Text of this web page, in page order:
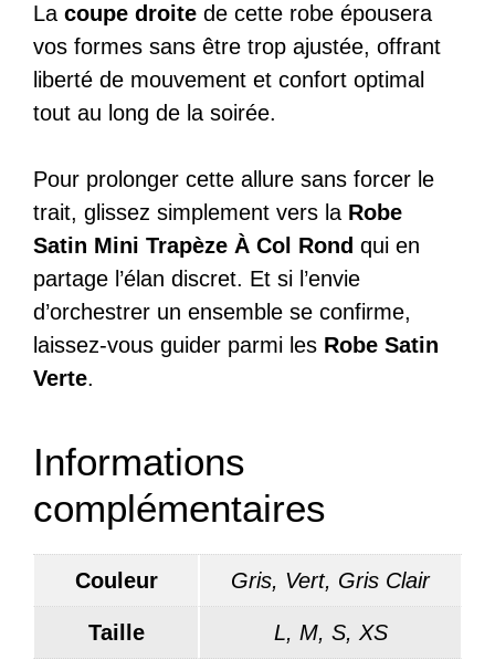
La coupe droite de cette robe épousera
vos formes sans être trop ajustée, offrant
liberté de mouvement et confort optimal
tout au long de la soirée.
Pour prolonger cette allure sans forcer le
trait, glissez simplement vers la Robe
Satin Mini Trapèze À Col Rond qui en
partage l’élan discret. Et si l’envie
d’orchestrer un ensemble se confirme,
laissez-vous guider parmi les Robe Satin
Verte.
Informations
complémentaires
Couleur Gris, Vert, Gris Clair
Taille L, M, S, XS